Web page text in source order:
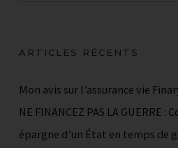
ARTICLES RÉCENTS
Mon avis sur l’assurance vie
NE FINANCEZ PAS LA GUERRE
épargne d’un État en temps de